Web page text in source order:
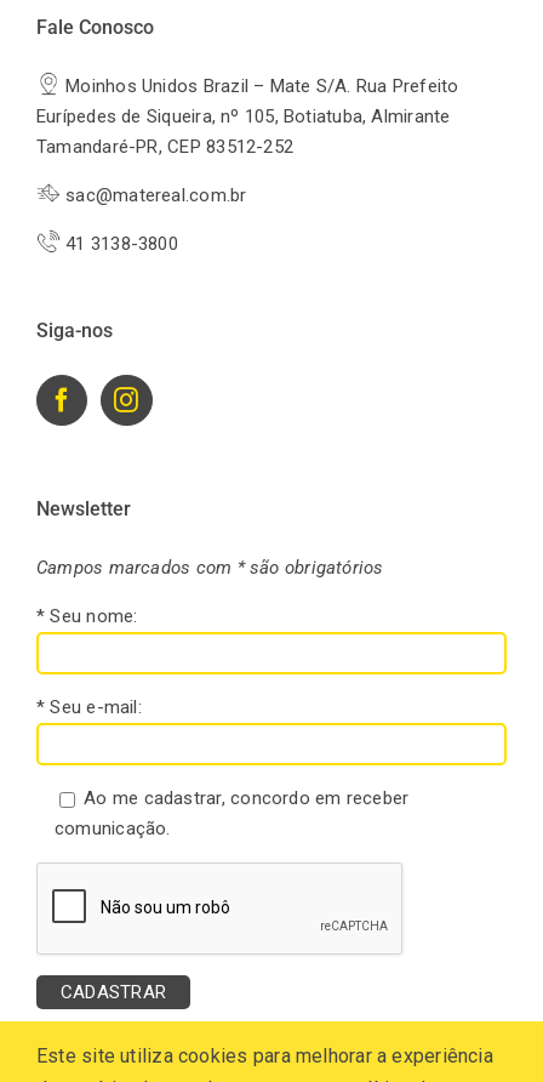
Fale Conosco
Moinhos Unidos Brazil – Mate S/A. Rua Prefeito
Eurípedes de Siqueira, nº 105, Botiatuba, Almirante
Tamandaré-PR, CEP 83512-252
sac@matereal.com.br
41 3138-3800
Siga-nos
Newsletter
Campos marcados com * são obrigatórios
* Seu nome:
* Seu e-mail:
Ao me cadastrar, concordo em receber
comunicação.
Este site utiliza cookies para melhorar a experiência